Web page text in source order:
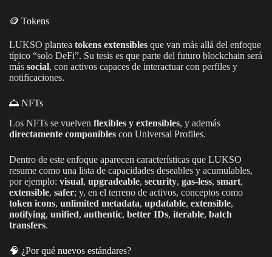
🪙 Tokens
LUKSO plantea tokens extensibles que van más allá del enfoque
típico “solo DeFi”. Su tesis es que parte del futuro blockchain será
más social, con activos capaces de interactuar con perfiles y
notificaciones.
🌅 NFTs
Los NFTs se vuelven flexibles y extensibles, y además
directamente componibles con Universal Profiles.
Dentro de este enfoque aparecen características que LUKSO
resume como una lista de capacidades deseables y acumulables,
por ejemplo: visual, upgradeable, security, gas-less, smart,
extensible, safer; y, en el terreno de activos, conceptos como
token icons, unlimited metadata, updatable, extensible,
notifying, unified, authentic, better IDs, iterable, batch
transfers.
🧠 ¿Por qué nuevos estándares?